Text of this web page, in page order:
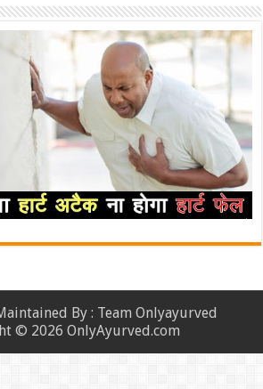
By : Team Onlyayurved
© 2026 OnlyAyurved.com